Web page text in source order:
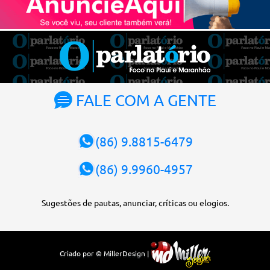
Atualmente, Fachin é o vice-presidente e, pelo critério de
antiguidade, deve assumir o cargo. Conforme o regimento interno,
o tribunal deve ser comandado pelo ministro mais antigo que
ainda não presidiu a Corte. O novo presidente vai suceder a Luís
Roberto Barroso, que completará o mandato de dois anos. Ao
cumprimentar Fachin pela eleição, Barroso afirmou que o país
tem sorte de ter o ministro na cadeira de presidente da Corte.
“Considero, pessoalmente e institucionalmente, que é uma sorte
FALE COM A GENTE
(86) 9.8815-6479
(86) 9.9960-4957
Sugestões de pautas, anunciar, críticas ou elogios.
Criado por © MillerDesign |